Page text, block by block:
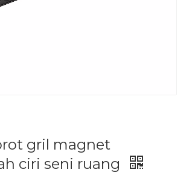
gril magnet
ciri seni ruang